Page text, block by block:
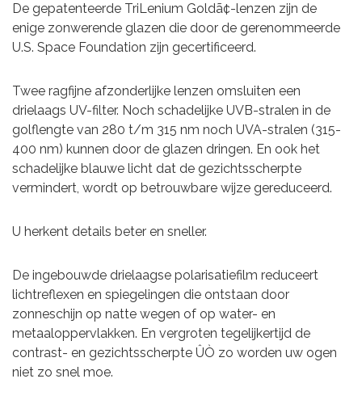
De gepatenteerde TriLenium Goldã¢-lenzen zijn de
enige zonwerende glazen die door de gerenommeerde
U.S. Space Foundation zijn gecertificeerd.
Twee ragfijne afzonderlijke lenzen omsluiten een
drielaags UV-filter. Noch schadelijke UVB-stralen in de
golflengte van 280 t/m 315 nm noch UVA-stralen (315-
400 nm) kunnen door de glazen dringen. En ook het
schadelijke blauwe licht dat de gezichtsscherpte
vermindert, wordt op betrouwbare wijze gereduceerd.
U herkent details beter en sneller.
De ingebouwde drielaagse polarisatiefilm reduceert
lichtreflexen en spiegelingen die ontstaan door
zonneschijn op natte wegen of op water- en
metaaloppervlakken. En vergroten tegelijkertijd de
contrast- en gezichtsscherpte ÛÒ zo worden uw ogen
niet zo snel moe.